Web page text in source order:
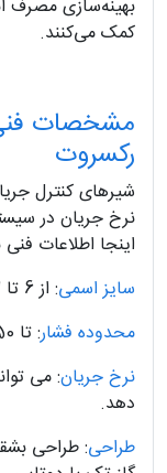
بهینه‌سازی مصرف
کمک می‌کنند.
مشخصات فنی
رکسروت
نرخ جریان در
اینجا اطلاعات
سایز اسمی: از 6 تا 22 موجود است.
محدوده فشار: تا 350 بار.
نرخ جریان
دهد.
طراحی: طراحی